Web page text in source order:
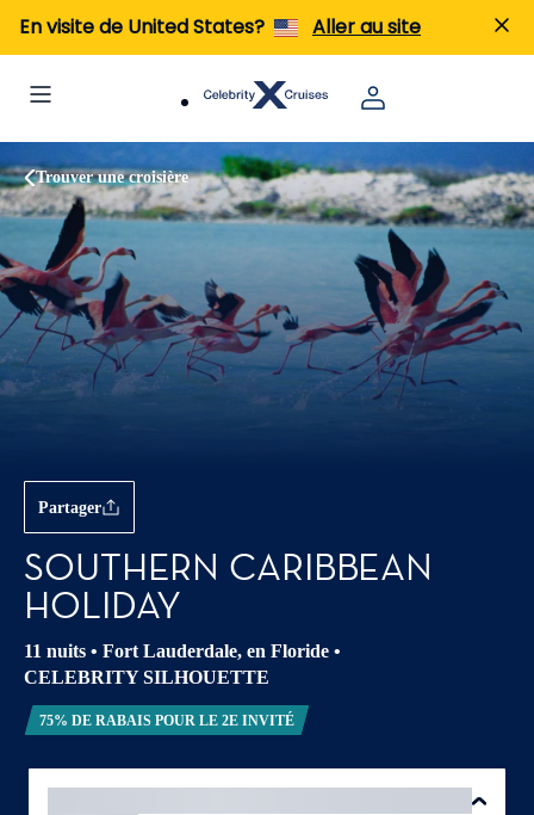
En visite de United States? Aller au site
Trouver une croisière
Partager
SOUTHERN CARIBBEAN
HOLIDAY
11 nuits • Fort Lauderdale, en Floride •
CELEBRITY SILHOUETTE
75% DE RABAIS POUR LE 2E INVITÉ